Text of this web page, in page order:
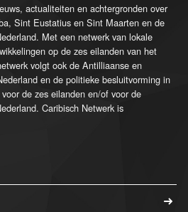
actualiteiten en achtergronden over
Sint Eustatius en Sint Maarten en de
Met een netwerk van lokale
op de zes eilanden van het
volgt ook de Antilliaanse en
en de politieke besluitvorming in
de zes eilanden en/of voor de
Caribisch Netwerk is